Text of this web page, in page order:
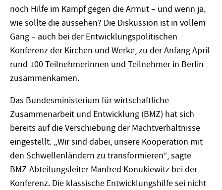
noch Hilfe im Kampf gegen die Armut – und wenn ja,
wie sollte die aussehen? Die Diskussion ist in vollem
Gang – auch bei der Entwicklungspolitischen
Konferenz der Kirchen und Werke, zu der Anfang April
rund 100 Teilnehmerinnen und Teilnehmer in Berlin
zusammenkamen.
Das Bundesministerium für wirtschaftliche
Zusammenarbeit und Entwicklung (BMZ) hat sich
bereits auf die Verschiebung der Machtverhältnisse
eingestellt. „Wir sind dabei, unsere Kooperation mit
den Schwellenländern zu transformieren“, sagte
BMZ-Abteilungsleiter Manfred Konukiewitz bei der
Konferenz. Die klassische Entwicklungshilfe sei nicht